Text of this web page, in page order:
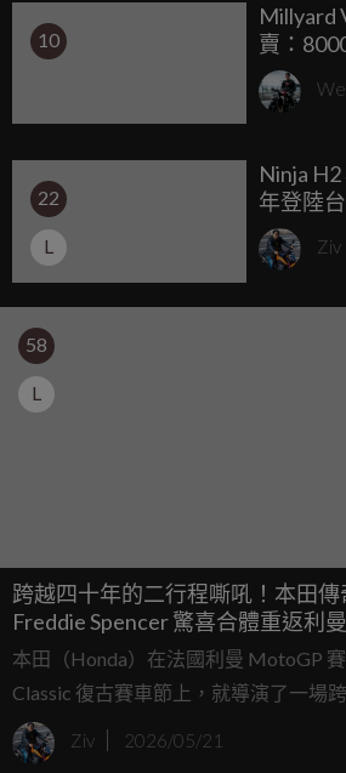
10
Millyard
賣：
速可以
二輪作品
22
L
Ninja H2
年登陸
覆耐人Ziv
58
L
跨越四十年的二行程嘶吼！本田傳
Freddie Spencer 驚喜合體重返利
本田（Honda）在法國利曼 MotoGP 賽
Classic 復古賽車節上，就導演了一場
樂，這場盛會向世人證明：本田的賽車
館裡的靜態標本，而是仍在高速運轉、
Ziv 2026/05/21